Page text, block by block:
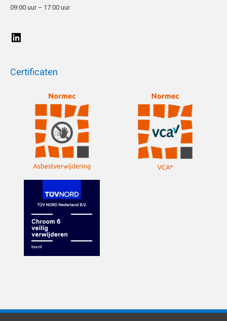
09:00 uur – 17:00 uur
Certificaten